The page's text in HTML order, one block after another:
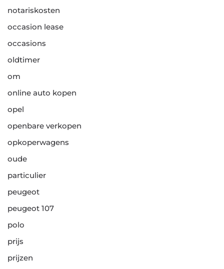
notariskosten
occasion lease
occasions
oldtimer
om
online auto kopen
opel
openbare verkopen
opkoperwagens
oude
particulier
peugeot
peugeot 107
polo
prijs
prijzen